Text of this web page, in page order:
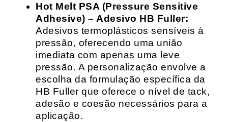
Hot Melt PSA (Pressure Sensitive
Adhesive) – Adesivo HB Fuller:
Adesivos termoplásticos sensíveis à
pressão, oferecendo uma união
imediata com apenas uma leve
pressão. A personalização envolve a
escolha da formulação específica da
HB Fuller que oferece o nível de tack,
adesão e coesão necessários para a
aplicação.